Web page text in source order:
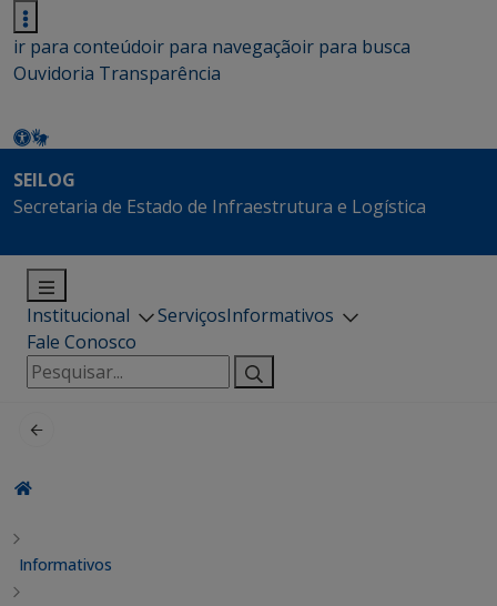
ir para conteúdoir para navegaçãoir para busca
Ouvidoria Transparência
SEILOG
Secretaria de Estado de Infraestrutura e Logística
Institucional ServiçosInformativos
Fale Conosco
Pesquisar
por:
Informativos